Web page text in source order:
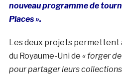
nouveau programme de
Places ».
Les deux projets permettent
du Royaume-Uni de « forger
pour partager leurs